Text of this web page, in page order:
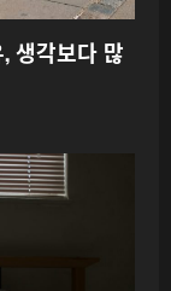
생각보다 많